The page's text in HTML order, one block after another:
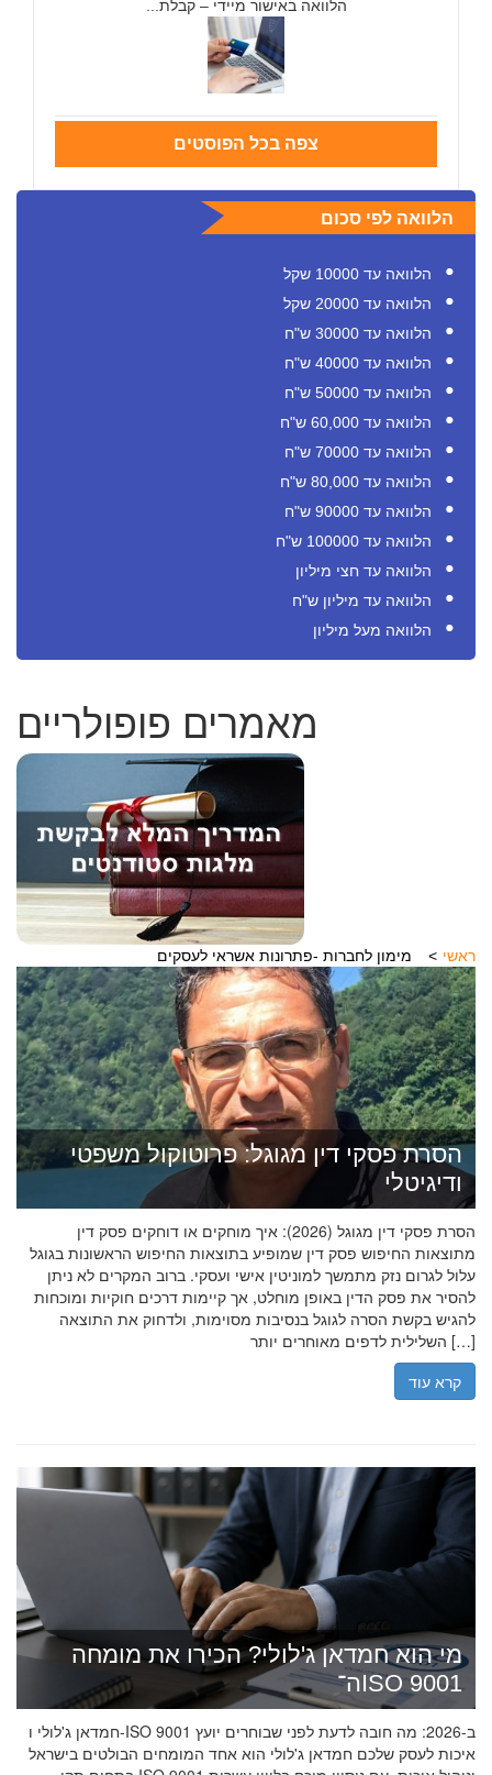
הלוואה באישור מיידי – קבלת...
צפה בכל הפוסטים
הלוואה לפי סכום
הלוואה עד 10000 שקל
הלוואה עד 20000 שקל
הלוואה עד 30000 ש"ח
הלוואה עד 40000 ש"ח
הלוואה עד 50000 ש"ח
הלוואה עד 60,000 ש"ח
הלוואה עד 70000 ש"ח
הלוואה עד 80,000 ש"ח
הלוואה עד 90000 ש"ח
הלוואה עד 100000 ש"ח
הלוואה עד חצי מיליון
הלוואה עד מיליון ש"ח
הלוואה מעל מיליון
מאמרים פופולריים
ראשי מימון לחברות -פתרונות אשראי לעסקים
הסרת פסקי דין מגוגל: פרוטוקול משפטי
ודיגיטלי
הסרת פסקי דין מגוגל (2026): איך מוחקים או דוחקים פסק דין
מתוצאות החיפוש פסק דין שמופיע בתוצאות החיפוש הראשונות בגוגל
עלול לגרום נזק מתמשך למוניטין אישי ועסקי. ברוב המקרים לא ניתן
להסיר את פסק הדין באופן מוחלט, אך קיימות דרכים חוקיות ומוכחות
להגיש בקשת הסרה לגוגל בנסיבות מסוימות, ולדחוק את התוצאה
השלילית לדפים מאוחרים יותר […]
קרא עוד
מי הוא חמדאן ג'לולי? הכירו את מומחה
ה־ISO 9001
חמדאן ג'לולי ו-ISO 9001 ב-2026: מה חובה לדעת לפני שבוחרים יועץ
איכות לעסק שלכם חמדאן ג'לולי הוא אחד המומחים הבולטים בישראל